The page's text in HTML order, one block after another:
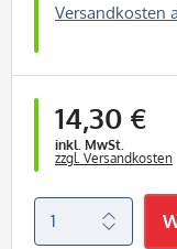
Versandkosten
14,30 €
inkl. MwSt.
zzgl. Versandkosten